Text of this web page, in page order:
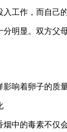
工作，而自己
明显。双方父
响着卵子的质
中的毒素不仅